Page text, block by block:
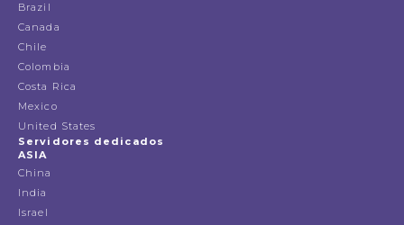
Brazil
Canada
Chile
Colombia
Costa Rica
Mexico
United States
Servidores dedicados
ASIA
China
India
Israel